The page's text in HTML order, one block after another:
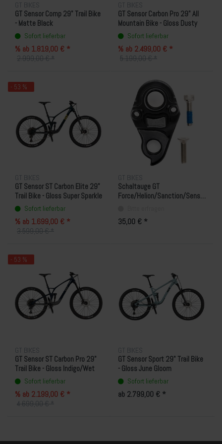
GT BIKES
GT Sensor Comp 29" Trail Bike
- Matte Black
Sofort lieferbar
% ab 1.819,00 € *
2.999,00 € *
GT BIKES
GT Sensor Carbon Pro 29" All
Mountain Bike - Gloss Dusty
BlueSofort lieferbar
% ab 2.499,00 € *
5.199,00 € *
- 53 %
GT BIKES
GT Sensor ST Carbon Elite 29"
Trail Bike - Gloss Super Sparkle
Teal/Gunmetal
Sofort lieferbar
% ab 1.699,00 € *
3.599,00 € *
GT BIKES
Schaltauge GT
Force/Helion/Sanction/Sensor/
35,00 € *
- 53 %
GT BIKES
GT Sensor ST Carbon Pro 29"
Trail Bike - Gloss Indigo/Wet
Cement Grey
Sofort lieferbar
% ab 2.199,00 € *
4.699,00 € *
GT BIKES
GT Sensor Sport 29" Trail Bike
- Gloss June Gloom
Sofort lieferbar
ab 2.799,00 € *